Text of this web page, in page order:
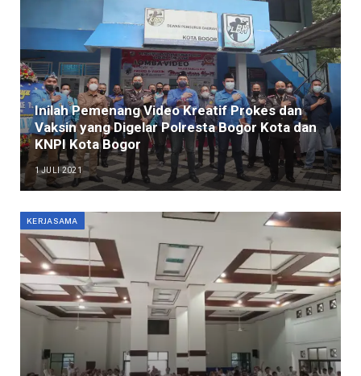
Inilah Pemenang Video Kreatif Prokes dan
Vaksin yang Digelar Polresta Bogor Kota dan
KNPI Kota Bogor
1 JULI 2021
KERJASAMA